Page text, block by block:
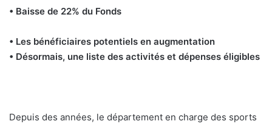
• Baisse de 22% du Fonds
• Les bénéficiaires potentiels en augmentation
• Désormais, une liste des activités et dépenses éligibles
Depuis des années, le département en charge des sports